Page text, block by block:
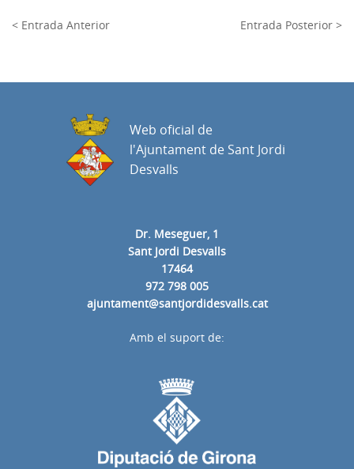
< Entrada Anterior Entrada Posterior >
Dr. Meseguer, 1
Sant Jordi Desvalls
17464
972 798 005
ajuntament@santjordidesvalls.cat
Web oficial de
l'Ajuntament de Sant Jordi
Desvalls
Amb el suport de: